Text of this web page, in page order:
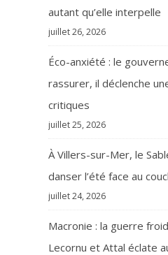
autant qu’elle interpelle
juillet 26, 2026
Éco-anxiété : le
rassurer, il déclenche
critiques
juillet 25, 2026
À Villers-sur-Mer, le
danser l’été face au
juillet 24, 2026
Macronie : la guerre
Lecornu et Attal éclate